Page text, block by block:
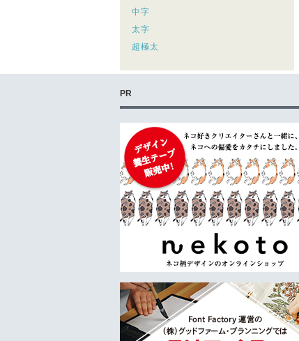
中字
太字
超極太
PR